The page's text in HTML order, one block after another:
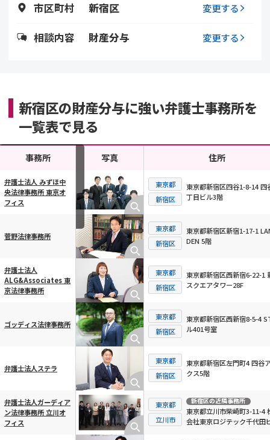
離婚の相談先
その他の男女問題
市区町村 新宿区 変更する
相談内容 財産分与 変更する
新宿区の財産分与に強い弁護士事務所を
一覧表で見る
横スクロール可能
事務所 写真 住所
弁護士法人 みずほ中
央法律事務所 東京オ
フィス
東京都
新宿区
東京都新宿区四谷1-8-14 四
丁目ビル3階
菅野法律事務所
東京都
新宿区
東京都新宿区新宿1-17-1
DEN 5階
弁護士法人
ALG&Associates 東
京法律事務所
東京都
新宿区
東京都新宿区西新宿6-22-1
スクエアタワー28F
ゴッディス法律事務所
東京都
新宿区
東京都新宿区西新宿8-5-4
ル401号室
弁護士法人ステラ
東京都
新宿区
東京都新宿区左門町4 四谷
クス5階
弁護士法人ガーディア
ン法律事務所 立川オ
フィス
東京都
立川市
新宿区の近隣事務所
東京都立川市柴崎町3-11-4
会社東京ロジテック千代田